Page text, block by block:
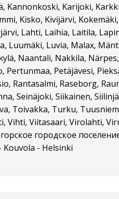
Kannonkoski, Karijoki,
Kisko, Kivijärvi,
Lahti, Laihia, Laitila,
Luumäki, Luvia, Malax,
Naantali, Nakkila,
Pertunmaa, Petäjävesi,
Rantasalmi, Raseborg,
Seinäjoki, Siikainen,
Toivakka, Turku,
Vihti, Viitasaari, Virolahti,
городское
Kouvola - Helsinki